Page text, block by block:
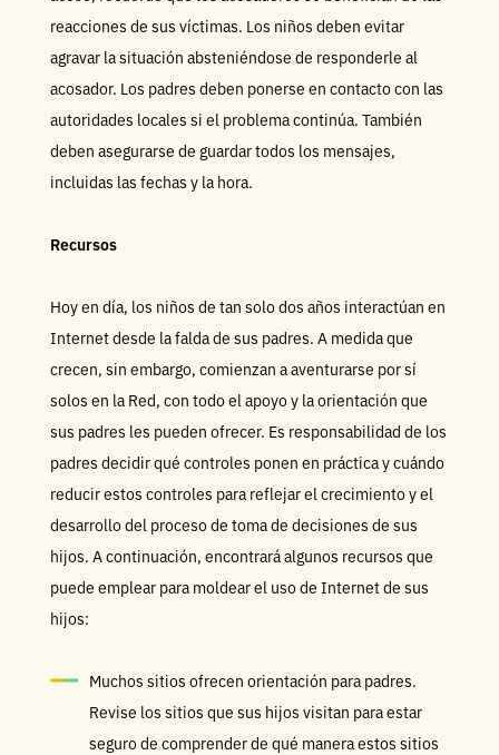
reacciones de sus víctimas. Los niños deben evitar
agravar la situación absteniéndose de responderle al
acosador. Los padres deben ponerse en contacto con las
autoridades locales si el problema continúa. También
deben asegurarse de guardar todos los mensajes,
incluidas las fechas y la hora.
Recursos
Hoy en día, los niños de tan solo dos años interactúan en
Internet desde la falda de sus padres. A medida que
crecen, sin embargo, comienzan a aventurarse por sí
solos en la Red, con todo el apoyo y la orientación que
sus padres les pueden ofrecer. Es responsabilidad de los
padres decidir qué controles ponen en práctica y cuándo
reducir estos controles para reflejar el crecimiento y el
desarrollo del proceso de toma de decisiones de sus
hijos. A continuación, encontrará algunos recursos que
puede emplear para moldear el uso de Internet de sus
hijos:
Muchos sitios ofrecen orientación para padres.
Revise los sitios que sus hijos visitan para estar
seguro de comprender de qué manera estos sitios